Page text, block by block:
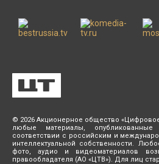
© 2026 Акционерное общество
любые материалы,
соответствии с российским и
интеллектуальной собственности.
фото, аудио и видеоматериалов
правообладателя (АО «ЦТВ»). Для лиц